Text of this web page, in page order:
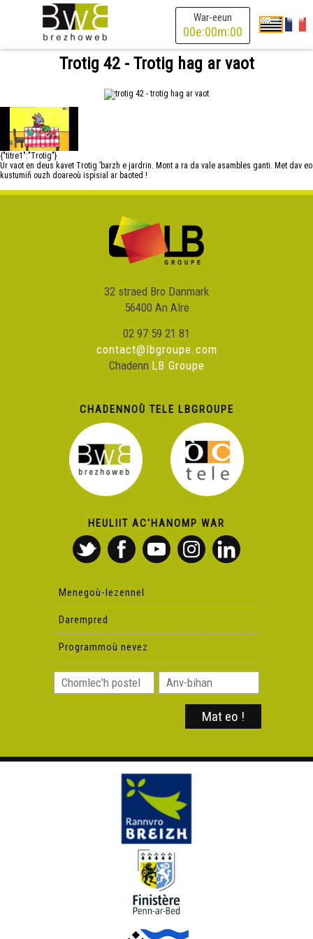
War-eeun
00e:00m:00
Trotig 42 - Trotig hag ar vaot
{"titre1":"Trotig"}
Ur vaot en deus kavet Trotig ’barzh e jardrin. Mont a ra da vale asambles ganti. Met dav eo
kustumiñ ouzh doareoù ispisial ar baoted !
32 straed Bro Danmark
56400 An Alre
02 97 59 21 81
contact@lbgroupe.com
Chadenn LB Groupe
CHADENNOÙ TELE LBGROUPE
HEULIIT AC'HANOMP WAR
Menegoù-lezennel
Darempred
Programmoù nevez